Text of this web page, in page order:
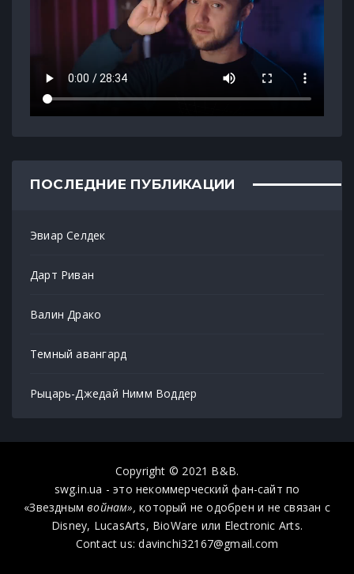
ПОСЛЕДНИЕ ПУБЛИКАЦИИ
Эвиар Селдек
Дарт Риван
Валин Драко
Темный авангард
Рыцарь-Джедай Нимм Воддер
Copyright © 2021 B&B.
swg.in.ua - это некоммерческий фан-сайт по
«Звезднымвойнам», который не одобрен и не связан с
Disney, LucasArts, BioWare или Electronic Arts.
Contact us: davinchi32167@gmail.com